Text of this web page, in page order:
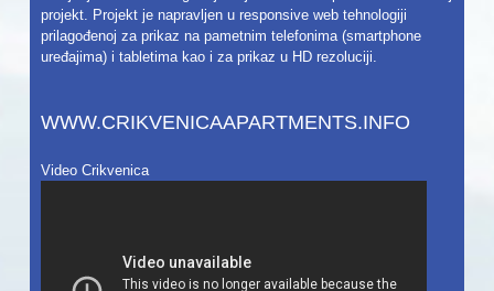
projekt. Projekt je napravljen u responsive web tehnologiji
prilagođenoj za prikaz na pametnim telefonima (smartphone
uređajima) i tabletima kao i za prikaz u HD rezoluciji.
WWW.CRIKVENICAAPARTMENTS.INFO
Video Crikvenica